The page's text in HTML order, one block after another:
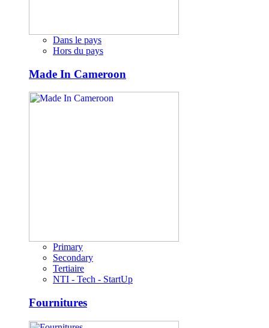
Dans le pays
Hors du pays
Made In Cameroon
Primary
Secondary
Tertiaire
NTI - Tech - StartUp
Fournitures